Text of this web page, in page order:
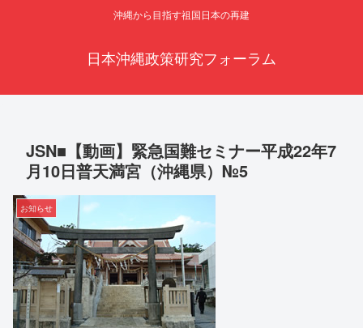
沖縄から目指す祖国日本の再建
日本沖縄政策研究フォーラム
JSN■【動画】緊急国難セミナー平成22年7
月10日普天満宮（沖縄県）№5
お知らせ